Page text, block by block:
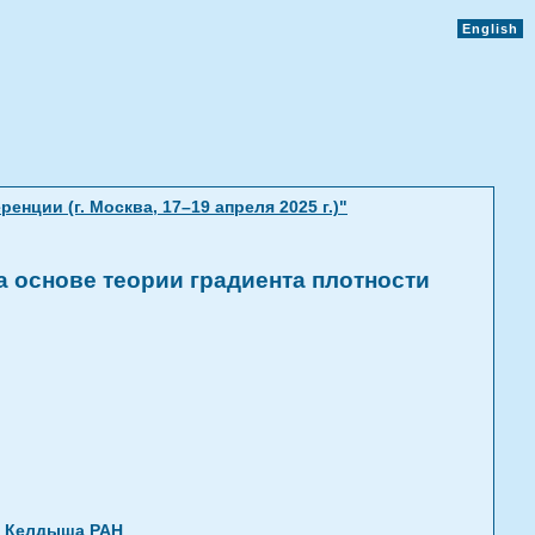
English
(г. Москва, 17–19 апреля 2025 г.)"
теории градиента плотности
РАН